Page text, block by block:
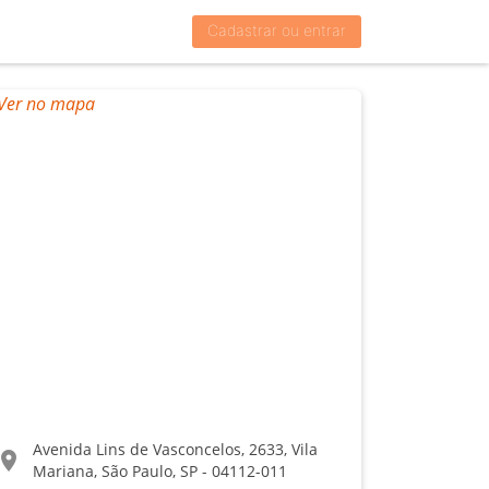
Cadastrar ou entrar
location_on
Avenida Lins de Vasconcelos, 2633, Vila
Mariana, São Paulo, SP - 04112-011